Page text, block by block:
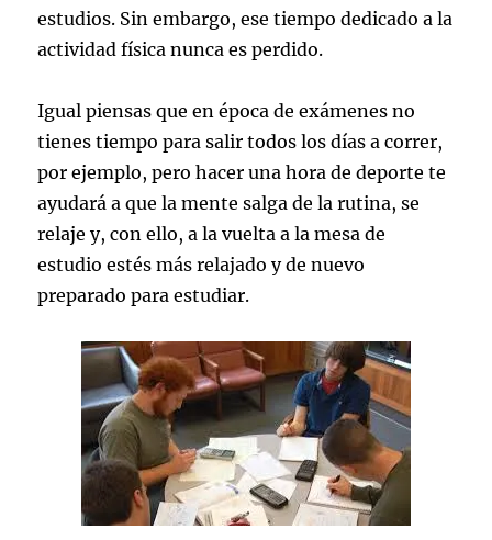
estudios. Sin embargo, ese tiempo dedicado a la
actividad física nunca es perdido.
Igual piensas que en época de exámenes no
tienes tiempo para salir todos los días a correr,
por ejemplo, pero hacer una hora de deporte te
ayudará a que la mente salga de la rutina, se
relaje y, con ello, a la vuelta a la mesa de
estudio estés más relajado y de nuevo
preparado para estudiar.